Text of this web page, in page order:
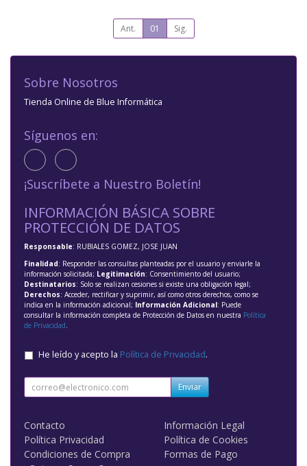
Ant. 01 Sig.
Sobre Nosotros
Tienda Online de Blue Informática
Síguenos en:
¡Suscríbete a Nuestro Boletín!
INFORMACIÓN BÁSICA SOBRE
PROTECCIÓN DE DATOS
Responsable: RUBIALES GOMEZ, JOSE JUAN
Finalidad: Responder las consultas planteadas por el usuario y enviarle la
información solicitada; Legitimación: Consentimiento del usuario;
Destinatarios: Solo se realizan cesiones si existe una obligación legal;
Derechos: Acceder, rectificar y suprimir, así como otros derechos, como se
indica en la información adicional; Información Adicional: Puede
consultar la información completa de Protección de Datos en nuestra Política
de Privacidad.
He leído y acepto la Política de Privacidad.
Enviar
Contacto
Información Legal
Política Privacidad
Política de Cookies
Condiciones de Compra
Formas de Pago